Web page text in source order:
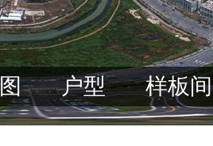
户型 样板间